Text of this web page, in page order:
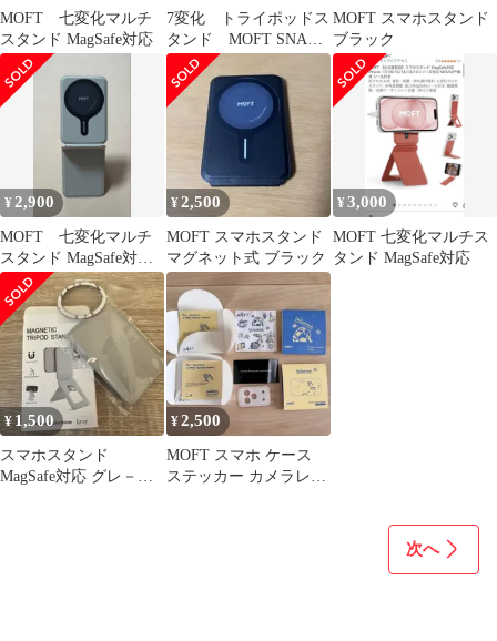
MOFT 七変化マルチ
スタンド MagSafe対応
7変化 トライポッドス
タンド MOFT SNAP
TRIPOD STAND
MOFT スマホスタンド
ブラック
¥ 2,900
MOFT 七変化マルチ
スタンド MagSafe対
応 ミスティグレー
¥2,500
MOFT スマホスタンド
マグネット式 ブラック
¥3,000
MOFT 七変化マルチス
タンド MagSafe対応
¥ 1,500
スマホスタンド
MagSafe対応 グレ－・
¥2,500
MOFT スマホ ケース
ステッカー カメラレン
次へ